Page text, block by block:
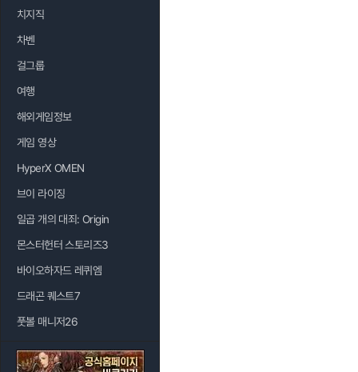
치지직
차벤
걸그룹
여행
해외게임정보
게임 영상
HyperX OMEN
브이 라이징
일곱 개의 대죄: Origin
몬스터헌터 스토리즈3
바이오하자드 레퀴엠
드래곤 퀘스트7
풋볼 매니저26